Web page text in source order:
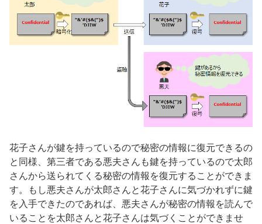
花子さんが鍵を持っているので秘密の情報に復元できるの
と同様、第三者である悪夫さんも鍵を持っているので太郎
さんから送られてくる秘密の情報を復元することができま
す。もし悪夫さんが太郎さんと花子さんに気づかれずに鍵
を入手できたのであれば、悪夫さんが秘密の情報を読んで
いることを太郎さんと花子さんは気づくことができませ